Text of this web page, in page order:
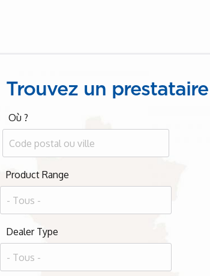
Trouvez un prestataire
Où ?
Product Range
Dealer Type